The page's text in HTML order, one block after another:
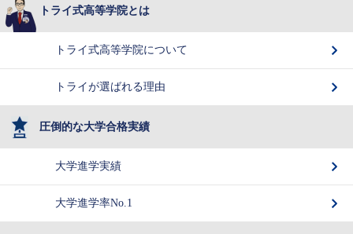
トライ式高等学院とは
トライ式高等学院について
トライが選ばれる理由
圧倒的な大学合格実績
大学進学実績
大学進学率No.1